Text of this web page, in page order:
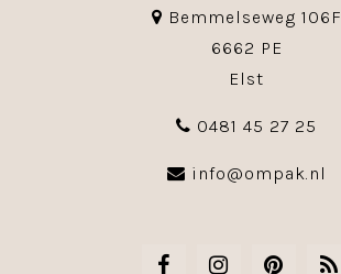
Bemmelseweg 106F
6662 PE
Elst
0481 45 27 25
info@ompak.nl